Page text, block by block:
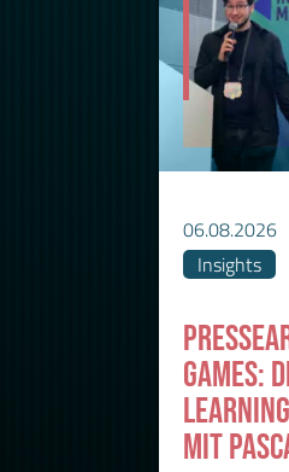
06.08.2026
Insights
GAMES:
MIT